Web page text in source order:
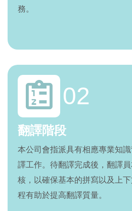
務。
02
翻譯階段
本公司會指派具有相應專業知
譯工作。待翻譯完成後，翻譯
核，以確保基本的拼寫以及上
程有助於提高翻譯質量。